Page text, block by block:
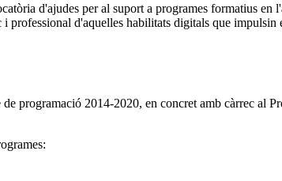
d'ajudes per al suport a programes formatius en
d'aquelles habilitats digitals que impulsin
programació 2014-2020, en concret amb càrrec